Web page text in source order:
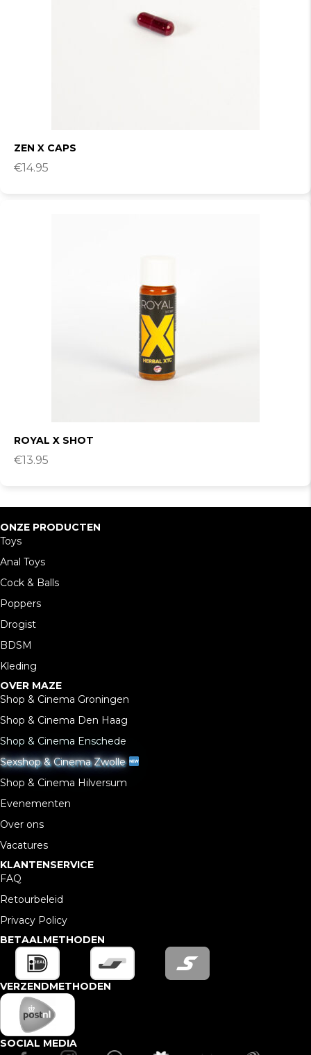
ZEN X CAPS
€14.95
ROYAL X SHOT
€13.95
ONZE PRODUCTEN
Toys
Anal Toys
Cock & Balls
Poppers
Drogist
BDSM
Kleding
OVER MAZE
Shop & Cinema Groningen
Shop & Cinema Den Haag
Shop & Cinema Enschede
Sexshop & Cinema Zwolle
Shop & Cinema Hilversum
Evenementen
Over ons
Vacatures
KLANTENSERVICE
FAQ
Retourbeleid
Privacy Policy
BETAALMETHODEN
VERZENDMETHODEN
SOCIAL MEDIA